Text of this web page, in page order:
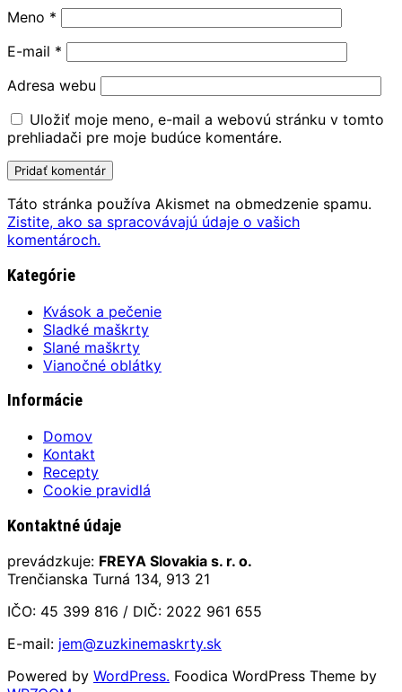
Meno *
E-mail *
Adresa webu
Uložiť moje meno, e-mail a webovú stránku v tomto
prehliadači pre moje budúce komentáre.
Táto stránka používa Akismet na obmedzenie spamu.
Zistite, ako sa spracovávajú údaje o vašich
komentároch.
Kategórie
Kvások a pečenie
Sladké maškrty
Slané maškrty
Vianočné oblátky
Informácie
Domov
Kontakt
Recepty
Cookie pravidlá
Kontaktné údaje
prevádzkuje: FREYA Slovakia s. r. o.
Trenčianska Turná 134, 913 21
IČO: 45 399 816 / DIČ: 2022 961 655
E-mail: jem@zuzkinemaskrty.sk
Powered by WordPress. Foodica WordPress Theme by